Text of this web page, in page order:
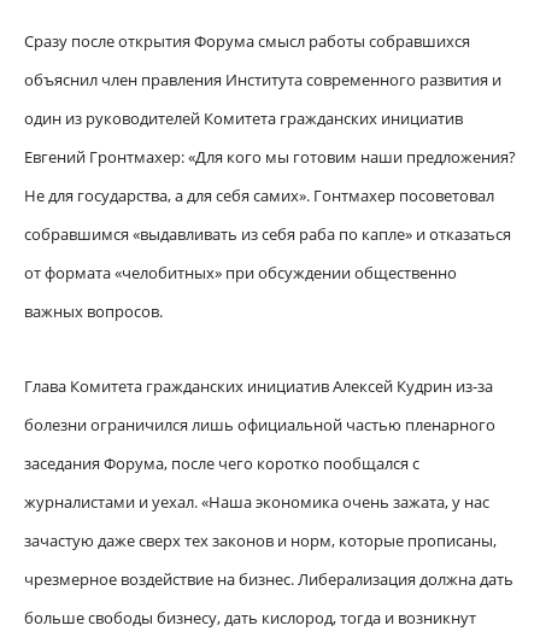
Сразу после открытия Форума смысл работы собравшихся
объяснил член правления Института современного развития и
один из руководителей Комитета гражданских инициатив
Евгений Гронтмахер: «Для кого мы готовим наши предложения?
Не для государства, а для себя самих». Гонтмахер посоветовал
собравшимся «выдавливать из себя раба по капле» и отказаться
от формата «челобитных» при обсуждении общественно
важных вопросов.
Глава Комитета гражданских инициатив Алексей Кудрин из-за
болезни ограничился лишь официальной частью пленарного
заседания Форума, после чего коротко пообщался с
журналистами и уехал. «Наша экономика очень зажата, у нас
зачастую даже сверх тех законов и норм, которые прописаны,
чрезмерное воздействие на бизнес. Либерализация должна дать
больше свободы бизнесу, дать кислород, тогда и возникнут